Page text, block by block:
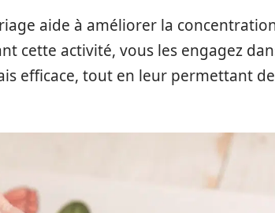
aide à améliorer la
cette activité, vous les engagez
efficace, tout en leur permettant